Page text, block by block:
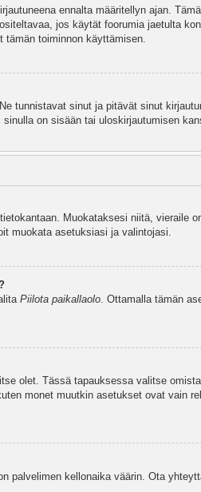
ennalta määritellyn ajan.
jos käytät foorumia jaetulta
tämän toiminnon käyttämisen.
tunnistavat sinut ja pitävät sinut
on sisään tai uloskirjautumisen
Muokataksesi niitä, vieraile
muokata asetuksiasi ja valintojasi.
Piilota paikallaolo. Ottamalla tämän
olet. Tässä tapauksessa valitse
monet muutkin asetukset ovat vain
kellonaika väärin. Ota